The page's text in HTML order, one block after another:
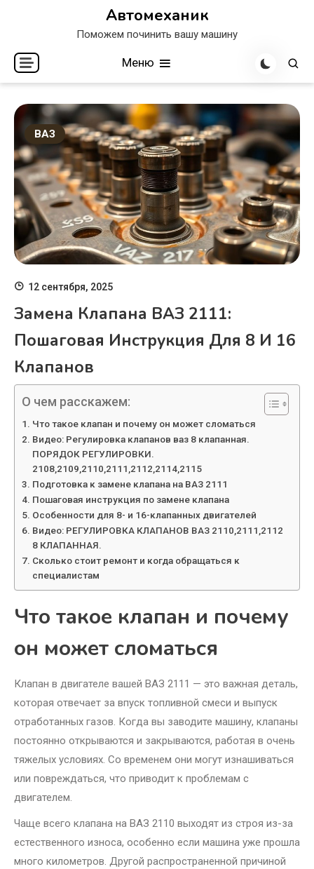
Автомеханик
Поможем починить вашу машину
Меню
ВАЗ
12 сентября, 2025
Замена Клапана ВАЗ 2111:
Пошаговая Инструкция Для 8 И 16
Клапанов
О чем расскажем:
Что такое клапан и почему он может сломаться
Видео: Регулировка клапанов ваз 8 клапанная.
ПОРЯДОК РЕГУЛИРОВКИ.
2108,2109,2110,2111,2112,2114,2115
Подготовка к замене клапана на ВАЗ 2111
Пошаговая инструкция по замене клапана
Особенности для 8- и 16-клапанных двигателей
Видео: РЕГУЛИРОВКА КЛАПАНОВ ВАЗ 2110,2111,2112
8 КЛАПАННАЯ.
Сколько стоит ремонт и когда обращаться к
специалистам
Что такое клапан и почему
он может сломаться
Клапан в двигателе вашей ВАЗ 2111 — это важная деталь,
которая отвечает за впуск топливной смеси и выпуск
отработанных газов. Когда вы заводите машину, клапаны
постоянно открываются и закрываются, работая в очень
тяжелых условиях. Со временем они могут изнашиваться
или повреждаться, что приводит к проблемам с
двигателем.
Чаще всего клапана на ВАЗ 2110 выходят из строя из-за
естественного износа, особенно если машина уже прошла
много километров. Другой распространенной причиной